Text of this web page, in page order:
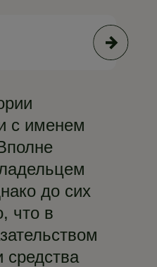
с именем
до сих
что в
средства